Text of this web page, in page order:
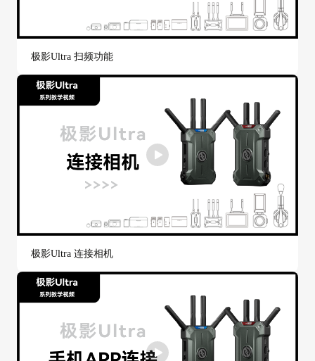
极影Ultra 扫频功能
极影Ultra 连接相机